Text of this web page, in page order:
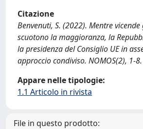
Citazione
Benvenuti, S. (2022). Mentre
scuotono la maggioranza, la
la presidenza del Consiglio UE in
approccio condiviso. NOMOS(2), 1-8.
Appare nelle tipologie:
1.1 Articolo in rivista
File in questo prodotto: